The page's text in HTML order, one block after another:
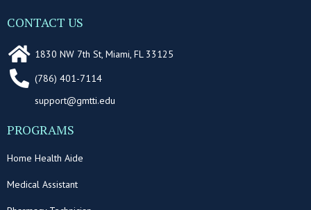
CONTACT US
1830 NW 7th St, Miami, FL 33125
(786) 401-7114
support@gmtti.edu
PROGRAMS
Home Health Aide
Medical Assistant